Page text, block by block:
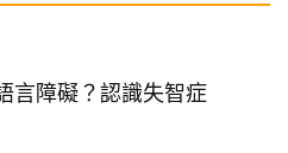
言障礙？認識失智症